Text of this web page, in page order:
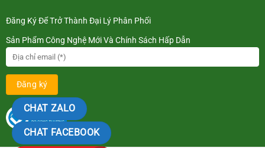
Đăng Ký Để Trở Thành Đại Lý Phân Phối
Sản Phẩm Công Nghệ Mới Và Chính Sách Hấp Dẫn
CHAT ZALO
CHAT FACEBOOK